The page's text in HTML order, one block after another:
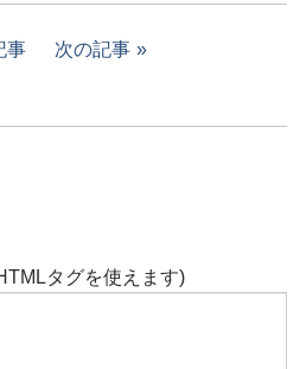
事 次の記事
タグを使えます)